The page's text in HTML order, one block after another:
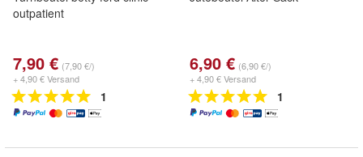
outpatient
7,90 € (7,90 €/)
+ 4,90 € Versand
1
6,90 € (6,90 €/)
+ 4,90 € Versand
1